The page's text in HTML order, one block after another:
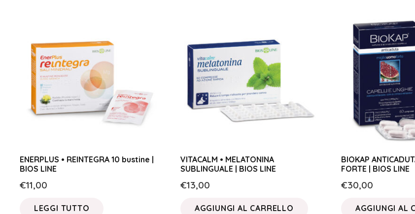
ENERPLUS • REINTEGRA 10 bustine |
BIOS LINE
€11,00
LEGGI TUTTO
VITACALM • MELATONINA
SUBLINGUALE | BIOS LINE
€13,00
AGGIUNGI AL CARRELLO
BIOKAP
FORTE | BIOS LINE
€30,00
AGGIUNGI AL